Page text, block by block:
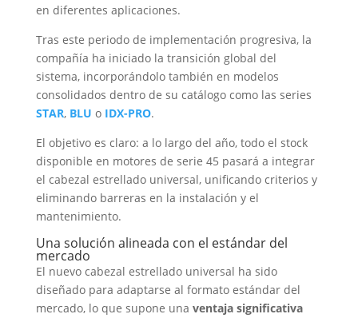
en diferentes aplicaciones.
Tras este periodo de implementación progresiva, la
compañía ha iniciado la transición global del
sistema, incorporándolo también en modelos
consolidados dentro de su catálogo como las series
STAR, BLU o IDX-PRO.
El objetivo es claro: a lo largo del año, todo el stock
disponible en motores de serie 45 pasará a integrar
el cabezal estrellado universal, unificando criterios y
eliminando barreras en la instalación y el
mantenimiento.
Una solución alineada con el estándar del
mercado
El nuevo cabezal estrellado universal ha sido
diseñado para adaptarse al formato estándar del
mercado, lo que supone una ventaja significativa